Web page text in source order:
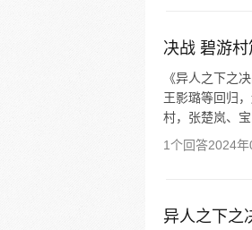
决战 碧游村
《异人之下之
王影璐等回归
村，张楚岚、宝
1个回答2024
异人之下之